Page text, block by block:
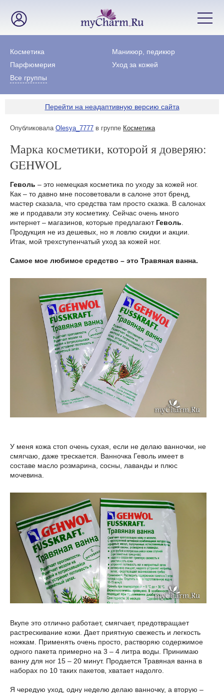
Косметика
Маникюр, педикюр
Парфюмерия
Уход за кожей
Все группы
Перейти на неадаптивную версию сайта
Опубликовала Olesya_7777 в группе Косметика
Марка косметики, которой я доверяю:
GEHWOL
Геволь – это немецкая косметика по уходу за кожей ног.
Как – то давно мне посоветовали в салоне этот бренд,
мастер сказала, что средства там просто сказка. В салонах
же и продавали эту косметику. Сейчас очень много
интернет – магазинов, которые предлагают Геволь
Продукция не из дешевых, но я ловлю скидки и акции.
Итак, мой трехступенчатый уход за кожей ног.
Самое мое любимое средство – это Травяная ванна.
У меня кожа стоп очень сухая, если не делаю ванночки, не
смягчаю, даже трескается. Ванночка Геволь имеет в
составе масло розмарина, сосны, лаванды и плюс
мочевина.
Вкупе это отлично работает, смягчает, предотвращает
растрескивание кожи. Дает приятную свежесть и легкость
ножкам. Применять очень просто, растворяю содержимое
одного пакета примерно на 3 – 4 литра воды. Принимаю
ванну для ног 15 – 20 минут. Продается Травяная ванна в
наборах по 10 таких пакетов, хватает надолго.
Я чередую уход, одну неделю делаю ванночку, а вторую –